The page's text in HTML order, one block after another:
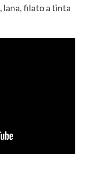
filato a tinta